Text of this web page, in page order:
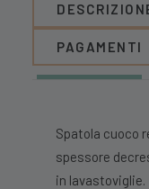
PAGAMENTI
Spatola cuoco
spessore
in lavastoviglie.